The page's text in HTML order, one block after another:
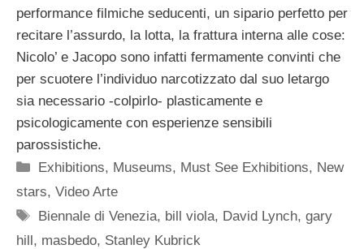
performance filmiche seducenti, un sipario perfetto per
recitare l’assurdo, la lotta, la frattura interna alle cose:
Nicolo’ e Jacopo sono infatti fermamente convinti che
per scuotere l’individuo narcotizzato dal suo letargo
sia necessario -colpirlo- plasticamente e
psicologicamente con esperienze sensibili
parossistiche.
Categorie
Exhibitions, Museums, Must See Exhibitions, New
stars, Video Arte
Tag
Biennale di Venezia, bill viola, David Lynch,gary
hill, masbedo, Stanley Kubrick